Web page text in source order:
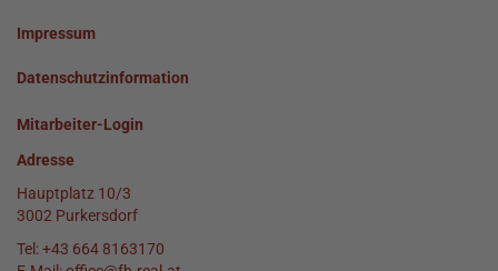
Impressum
Datenschutzinformation
Mitarbeiter-Login
Adresse
Hauptplatz 10/3
3002 Purkersdorf
Tel:+43 664 8163170